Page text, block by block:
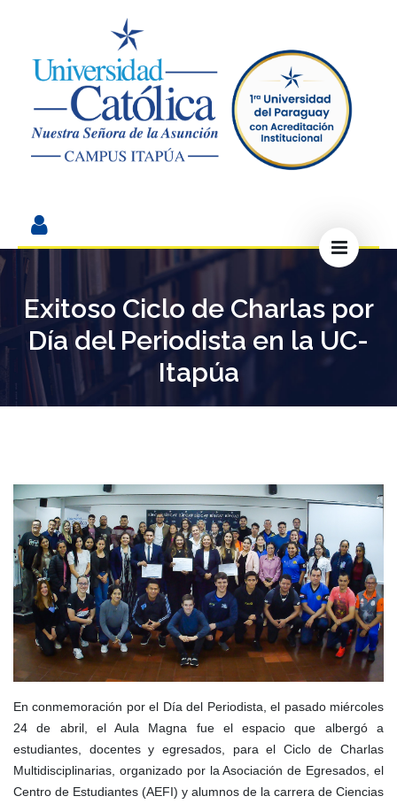
Exitoso Ciclo de Charlas por
Día del Periodista en la UC-
Itapúa
En conmemoración por el Día del Periodista, el pasado miércoles
24 de abril, el Aula Magna fue el espacio que albergó a
estudiantes, docentes y egresados, para el Ciclo de Charlas
Multidisciplinarias, organizado por la Asociación de Egresados, el
Centro de Estudiantes (AEFI) y alumnos de la carrera de Ciencias